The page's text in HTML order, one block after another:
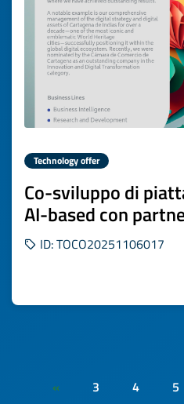
Technology offer
Co-sviluppo di
AI-based con
ID: TOCO20251106017
« 3 4 5